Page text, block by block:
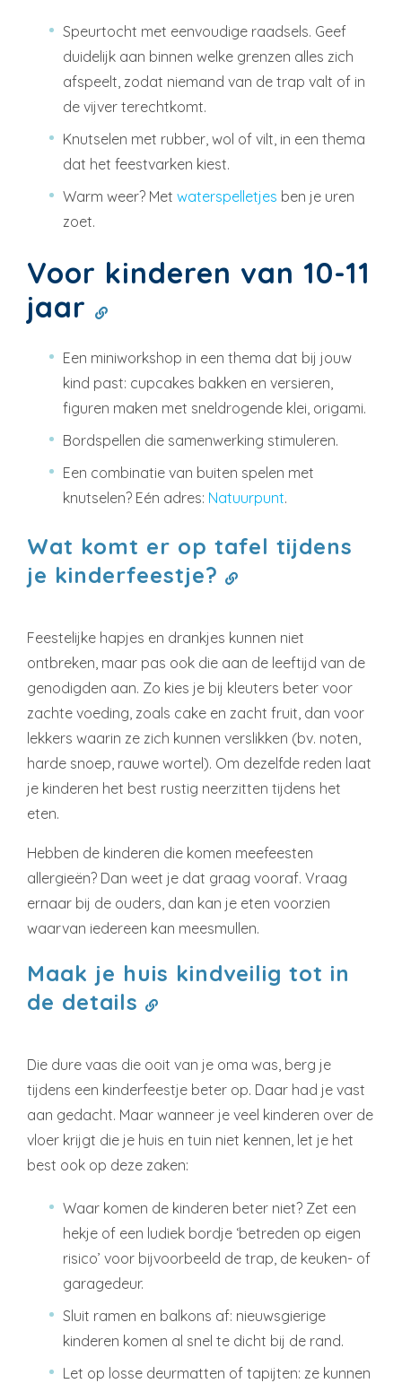
Speurtocht met eenvoudige raadsels. Geef
duidelijk aan binnen welke grenzen alles zich
afspeelt, zodat niemand van de trap valt of in
de vijver terechtkomt.
Knutselen met rubber, wol of vilt, in een thema
dat het feestvarken kiest.
Warm weer? Met waterspelletjes ben je uren
zoet.
Voor kinderen van 10-11
jaar
Een miniworkshop in een thema dat bij jouw
kind past: cupcakes bakken en versieren,
figuren maken met sneldrogende klei, origami.
Bordspellen die samenwerking stimuleren.
Een combinatie van buiten spelen met
knutselen? Eén adres: Natuurpunt.
Wat komt er op tafel tijdens
je kinderfeestje?
Feestelijke hapjes en drankjes kunnen niet
ontbreken, maar pas ook die aan de leeftijd van de
genodigden aan. Zo kies je bij kleuters beter voor
zachte voeding, zoals cake en zacht fruit, dan voor
lekkers waarin ze zich kunnen verslikken (bv. noten,
harde snoep, rauwe wortel). Om dezelfde reden laat
je kinderen het best rustig neerzitten tijdens het
eten.
Hebben de kinderen die komen meefeesten
allergieën? Dan weet je dat graag vooraf. Vraag
ernaar bij de ouders, dan kan je eten voorzien
waarvan iedereen kan meesmullen.
Maak je huis kindveilig tot in
de details
Die dure vaas die ooit van je oma was, berg je
tijdens een kinderfeestje beter op. Daar had je vast
aan gedacht. Maar wanneer je veel kinderen over de
vloer krijgt die je huis en tuin niet kennen, let je het
best ook op deze zaken:
Waar komen de kinderen beter niet? Zet een
hekje of een ludiek bordje ‘betreden op eigen
risico’ voor bijvoorbeeld de trap, de keuken- of
garagedeur.
Sluit ramen en balkons af: nieuwsgierige
kinderen komen al snel te dicht bij de rand.
Let op losse deurmatten of tapijten: ze kunnen